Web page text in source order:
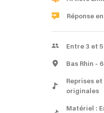
Réponse
Entre 3 et
Bas Rhin -
Reprises
originales
Matériel :